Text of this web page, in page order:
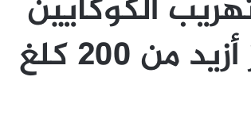
الكوكايين
واعتقال 36 شخصا وحجز أزيد من 200 كلغ